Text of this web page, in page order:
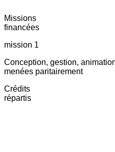
Missions
financées
mission 1
Conception, gestion,
menées paritairement
Crédits
répartis